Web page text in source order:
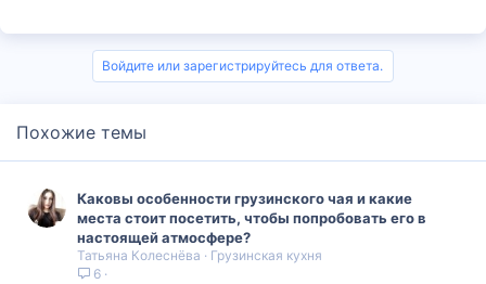
Войдите или зарегистрируйтесь для ответа.
Похожие темы
Каковы особенности грузинского чая и какие
места стоит посетить, чтобы попробовать его в
настоящей атмосфере?
Татьяна Колеснёва
Грузинская кухня
6